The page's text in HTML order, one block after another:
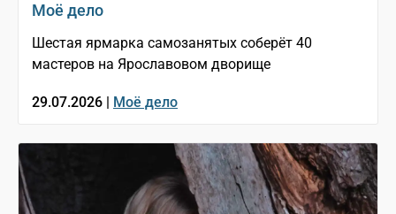
Моё дело
Шестая ярмарка самозанятых соберёт 40
мастеров на Ярославовом дворище
29.07.2026 | Моё дело